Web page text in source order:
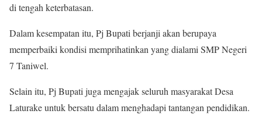
di tengah keterbatasan.
Dalam kesempatan itu, Pj Bupati berjanji akan berupaya
memperbaiki kondisi memprihatinkan yang dialami SMP Negeri
7 Taniwel.
Selain itu, Pj Bupati juga mengajak seluruh masyarakat Desa
Laturake untuk bersatu dalam menghadapi tantangan pendidikan.